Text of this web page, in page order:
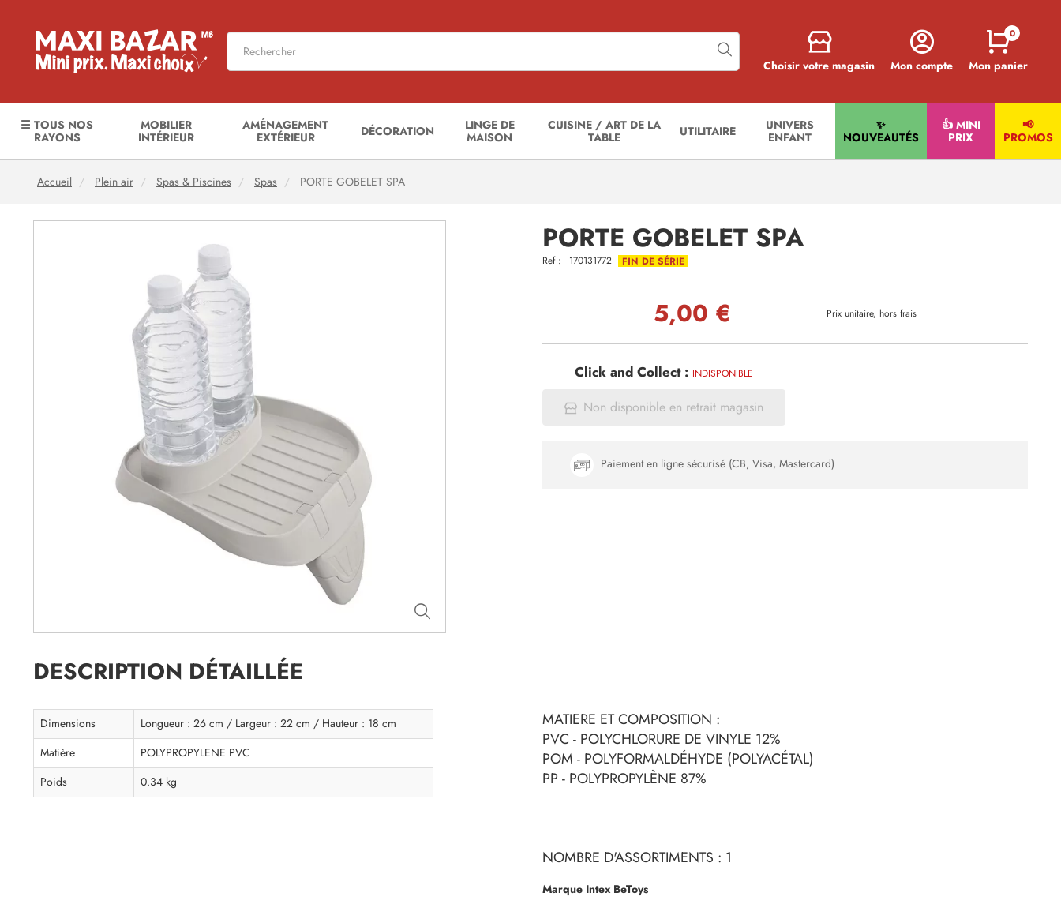
Choisir votre magasin Mon compte Mon panier
0
☰ TOUS NOS
RAYONS
MOBILIER
INTÉRIEUR
AMÉNAGEMENT
EXTÉRIEUR
DÉCORATION
LINGE DE
MAISON
CUISINE / ART DE LA
TABLE
UTILITAIRE
UNIVERS
ENFANT
✨
NOUVEAUTÉS
👍 MINI
PRIX
📢
PROMOS
Accueil Plein air Spas & Piscines Spas PORTE GOBELET SPA
PORTE GOBELET SPA
Ref : 170131772 FIN DE SÉRIE
5,00 € Prix unitaire, hors frais
Click and Collect : INDISPONIBLE
Non disponible en retrait magasin
Paiement en ligne sécurisé (CB, Visa, Mastercard)
DESCRIPTION DÉTAILLÉE
Dimensions
Longueur : 26 cm / Largeur : 22 cm / Hauteur : 18 cm
Matière
POLYPROPYLENE PVC
Poids
0.34 kg
MATIERE ET COMPOSITION :
PVC - POLYCHLORURE DE VINYLE 12%
POM - POLYFORMALDÉHYDE (POLYACÉTAL)
PP - POLYPROPYLÈNE 87%
NOMBRE D'ASSORTIMENTS : 1
Marque Intex BeToys